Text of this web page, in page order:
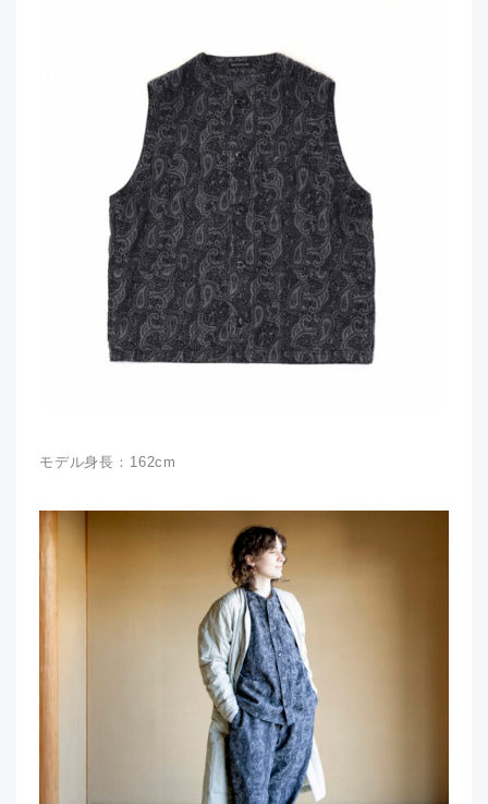
モデル身長：162cm